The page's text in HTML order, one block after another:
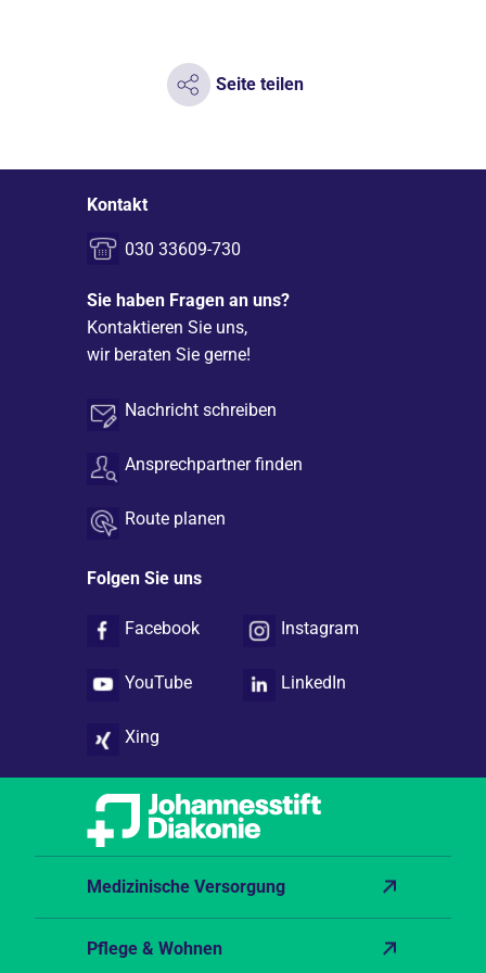
Seite teilen
Kontakt
030 33609-730
Sie haben Fragen an uns?
Kontaktieren Sie uns,
wir beraten Sie gerne!
Nachricht schreiben
Ansprechpartner finden
Route planen
Folgen Sie uns
Facebook Instagram
YouTube LinkedIn
Xing
Medizinische Versorgung
Pflege & Wohnen